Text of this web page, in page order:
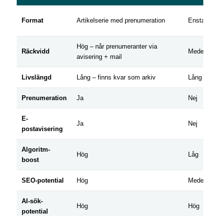
Format Artikelserie med prenumeration Enstaka
Räckvidd
Hög – når prenumeranter via
avisering + mail
Medel
Livslängd Lång – finns kvar som arkiv Lång
Prenumeration Ja Nej
E-
postavisering
Ja Nej
Algoritm-
boost
Hög Låg
SEO-potential Hög Medel
AI-sök-
potential
Hög Hög